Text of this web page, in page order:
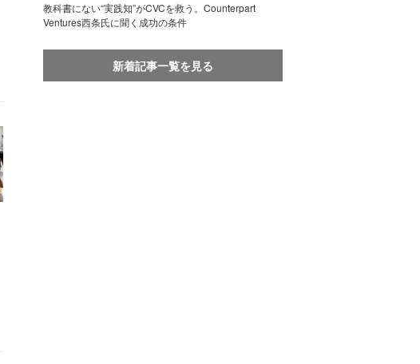
教科書にない“実践知”がCVCを救う。Counterpart
Ventures西条氏に聞く成功の条件
新着記事一覧を見る